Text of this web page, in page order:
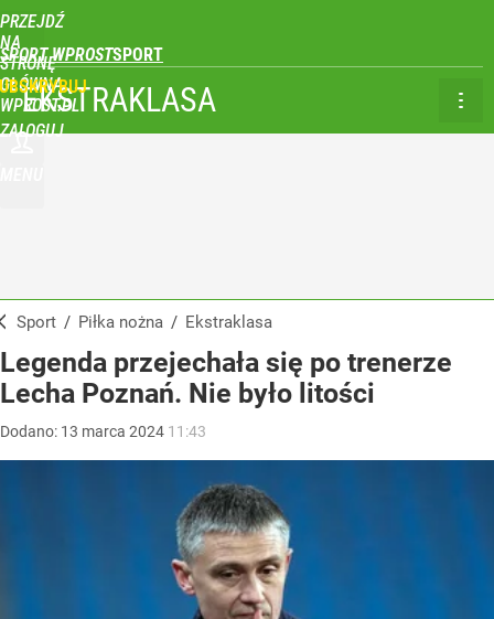
PRZEJDŹ
NA
STRONĘ
GŁÓWNĄ
WPROST.PL
SPORT WPROST
ZALOGUJ
EKSTRAKLASA
Sport / Piłka nożna / Ekstraklasa
Legenda przejechała się po trenerze
Lecha Poznań. Nie było litości
Dodano: 13 marca 2024 11:43